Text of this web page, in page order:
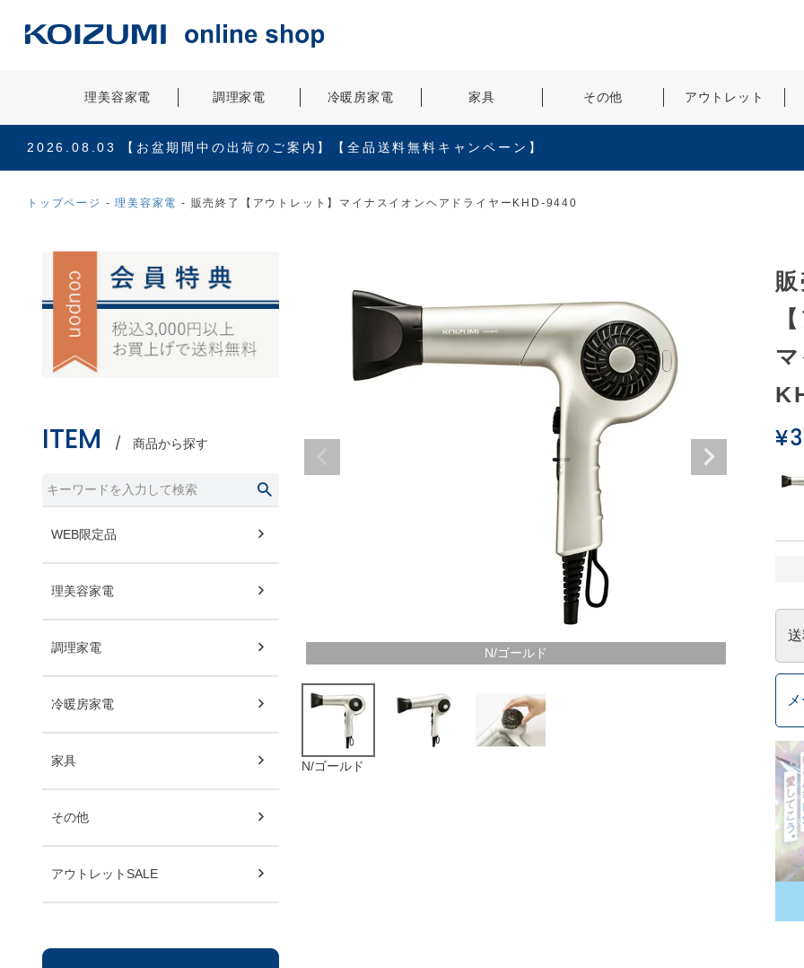
理美容家電 調理家電 冷暖房家電 家具 その他 アウトレット
2026.08.03 【お盆期間中の出荷のご案内】【全品送料無料キャンペーン】
トップページ 理美容家電 販売終了【アウトレット】マイナスイオンヘアドライヤーKHD-9440
ITEM 商品から探す
WEB限定品
理美容家電
調理家電
冷暖房家電
家具
その他
アウトレットSALE
N/ゴールド
N/ゴールド
¥